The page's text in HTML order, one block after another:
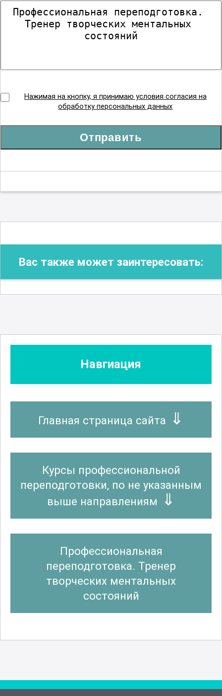
Нажимая на кнопку, я принимаю условия согласия на
обработку персональных данных
Отправить
Вас также может заинтересовать:
Навгиация
Главная страница сайта
Курсы профессиональной
переподготовки, по не указанным
выше направлениям
Профессиональная
переподготовка. Тренер
творческих ментальных
состояний